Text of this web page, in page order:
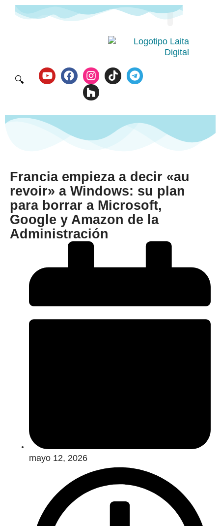
🔍
Francia empieza a decir «au
revoir» a Windows: su plan
para borrar a Microsoft,
Google y Amazon de la
Administración
mayo 12, 2026